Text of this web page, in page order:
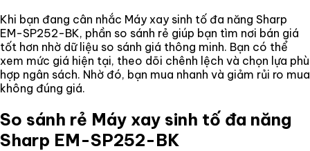
Khi bạn đang cân nhắc Máy xay sinh tố đa năng Sharp
EM-SP252-BK, phần so sánh rẻ giúp bạn tìm nơi bán giá
tốt hơn nhờ dữ liệu so sánh giá thông minh. Bạn có thể
xem mức giá hiện tại, theo dõi chênh lệch và chọn lựa phù
hợp ngân sách. Nhờ đó, bạn mua nhanh và giảm rủi ro mua
không đúng giá.
So sánh rẻ Máy xay sinh tố đa năng
Sharp EM-SP252-BK